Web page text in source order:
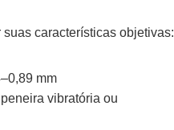
características objetivas:
mm
vibratória ou